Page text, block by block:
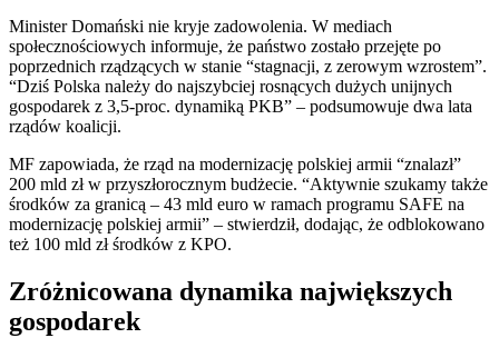
Minister Domański nie kryje zadowolenia. W mediach
społecznościowych informuje, że państwo zostało przejęte po
poprzednich rządzących w stanie “stagnacji, z zerowym wzrostem”.
“Dziś Polska należy do najszybciej rosnących dużych unijnych
gospodarek z 3,5-proc. dynamiką PKB” – podsumowuje dwa lata
rządów koalicji.
MF zapowiada, że rząd na modernizację polskiej armii “znalazł”
200 mld zł w przyszłorocznym budżecie. “Aktywnie szukamy także
środków za granicą – 43 mld euro w ramach programu SAFE na
modernizację polskiej armii” – stwierdził, dodając, że odblokowano
też 100 mld zł środków z KPO.
Zróżnicowana dynamika największych
gospodarek